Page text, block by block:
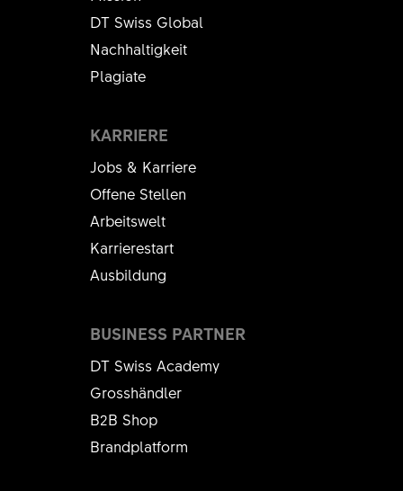
DT Swiss Global
Nachhaltigkeit
Plagiate
KARRIERE
Jobs & Karriere
Offene Stellen
Arbeitswelt
Karrierestart
Ausbildung
BUSINESS PARTNER
DT Swiss Academy
Grosshändler
B2B Shop
Brandplatform